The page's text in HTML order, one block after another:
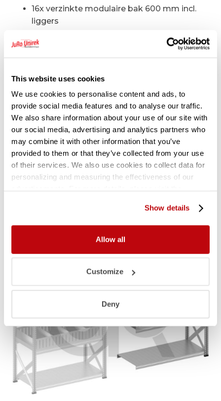
This website uses cookies
We use cookies to personalise content and ads, to
provide social media features and to analyse our traffic.
We also share information about your use of our site with
our social media, advertising and analytics partners who
may combine it with other information that you’ve
provided to them or that they’ve collected from your use
of their services. We also use cookies to collect data for
personalizing and measuring the effectiveness of our
Show details
Allow all
Customize
Deny
16x verzinkte modulaire bak 600 mm incl.
liggers
20x vakverdeelschot t.b.v. modulaire bak
Technische specificaties:
Draagvermogen legbord 235 kg
Staanders voorzien van 3x horizontale
schoor en 1x kruisschoor
Legborden om de 33 mm verstelbaar
Gerelateerde producten